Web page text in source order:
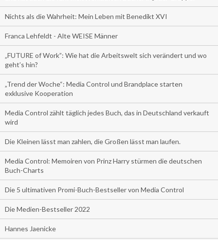
Nichts als die Wahrheit: Mein Leben mit Benedikt XVI
Franca Lehfeldt - Alte WEISE Männer
„FUTURE of Work”: Wie hat die Arbeitswelt sich verändert und wo
geht’s hin?
„Trend der Woche“: Media Control und Brandplace starten
exklusive Kooperation
Media Control zählt täglich jedes Buch, das in Deutschland verkauft
wird
Die Kleinen lässt man zahlen, die Großen lässt man laufen.
Media Control: Memoiren von Prinz Harry stürmen die deutschen
Buch-Charts
Die 5 ultimativen Promi-Buch-Bestseller von Media Control
Die Medien-Bestseller 2022
Hannes Jaenicke